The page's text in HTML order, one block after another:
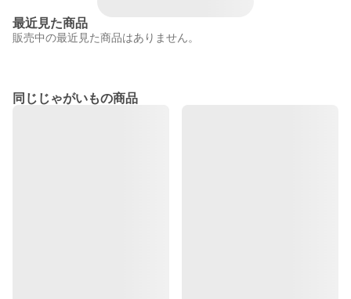
最近見た商品
販売中の最近見た商品はありません。
同じじゃがいもの商品